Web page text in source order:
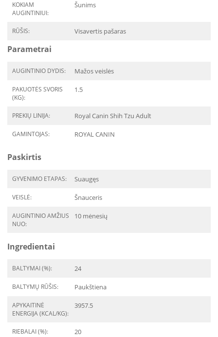
KOKIAM
AUGINTINIUI:
Šunims
RŪŠIS: Visavertis pašaras
Parametrai
AUGINTINIO DYDIS: Mažos veislės
PAKUOTĖS SVORIS
(KG):
1.5
PREKIŲ LINIJA: Royal Canin Shih Tzu Adult
GAMINTOJAS: ROYAL CANIN
Paskirtis
GYVENIMO ETAPAS: Suaugęs
VEISLĖ: Šnauceris
AUGINTINIO AMŽIUS
NUO:
10 mėnesių
Ingredientai
BALTYMAI (%): 24
BALTYMŲ RŪŠIS: Paukštiena
APYKAITINĖ
ENERGIJA (KCAL/KG):
3957.5
RIEBALAI (%): 20